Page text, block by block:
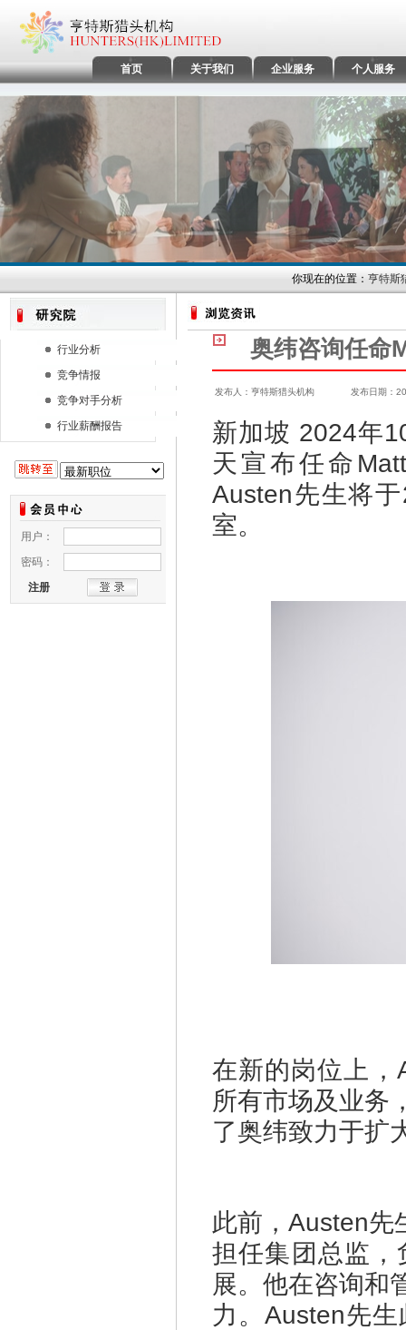
首页 关于我们 企业服务 个人服务
你现在的位置： 亨特斯
行业分析
竞争情报
竞争对手分析
行业薪酬报告
奥纬咨询任命
发布人：亨特斯猎头机构 发布日期：
新加坡 2024年
天宣布任命
Austen先生将
室。
在新的岗位上，
所有市场及业务
了奥纬致力于扩
此前，Austen先
担任集团总监
展。他在咨询和
力。Austen先